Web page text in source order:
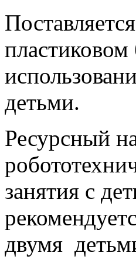
детьми.
Ресурсный
занятия с
двумя